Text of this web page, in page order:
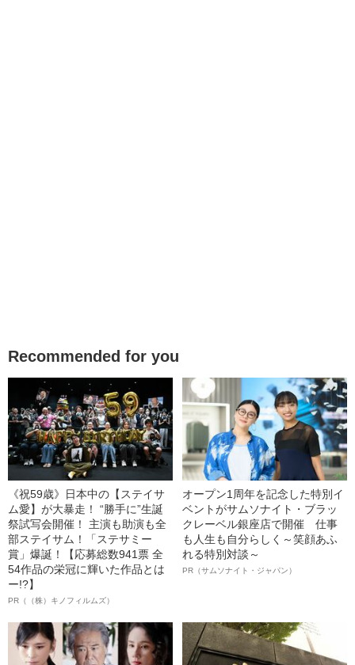
Recommended for you
《祝59歳》日本中の【ステイサ
ム愛】が大暴走！ “勝手に”生誕
祭試写会開催！ 主演も助演も全
部ステイサム！「ステサミー
賞」爆誕！【応募総数941票 全
54作品の栄冠に輝いた作品とは
ー!?】
PR（（株）キノフィルムズ）
オープン1周年を記念した特別イ
ベントがサムソナイト・ブラッ
クレーベル銀座店で開催 仕事
も人生も自分らしく～笑顔あふ
れる特別対談～
PR（サムソナイト・ジャパン）